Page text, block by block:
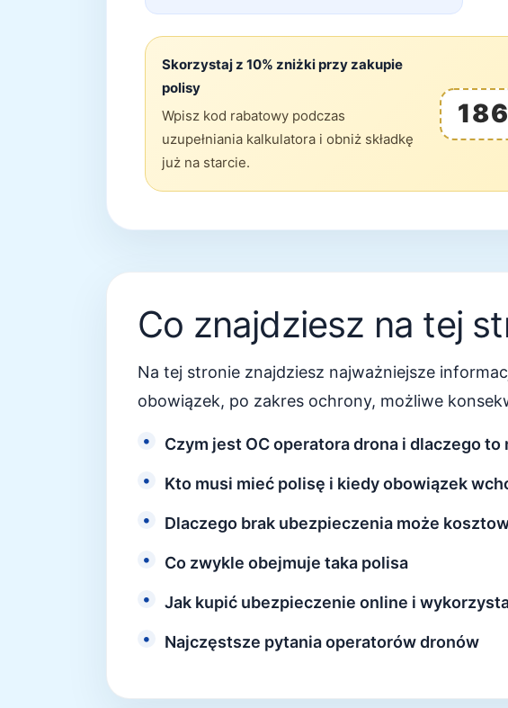
Skorzystaj z 10% zniżki przy zakupie
polisy
Wpisz kod rabatowy podczas
uzupełniania kalkulatora i obniż składkę
już na starcie.
Co znajdziesz na tej
Na tej stronie znajdziesz najważniejsze
obowiązek, po zakres ochrony, możliwe
Czym jest OC operatora drona i dlaczego
Kto musi mieć polisę i kiedy obowiązek
Dlaczego brak ubezpieczenia może
Co zwykle obejmuje taka polisa
Jak kupić ubezpieczenie online i
Najczęstsze pytania operatorów dronów